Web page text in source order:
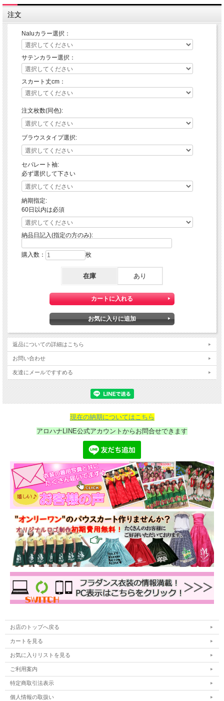
注文
Naluカラー選択：
サテンカラー選択：
スカート丈cm：
注文枚数(同色):
ブラウスタイプ選択:
セパレート袖:
必ず選択して下さい
納期指定:
60日以内は必須
納品日記入(指定の方のみ):
購入数： 枚
在庫 あり
返品についての詳細はこちら
お問い合わせ
友達にメールですすめる
現在の納期についてはこちら
アロハナLINE公式アカウントからお問合せできます
お店のトップへ戻る
カートを見る
お気に入りリストを見る
ご利用案内
特定商取引法表示
個人情報の取扱い